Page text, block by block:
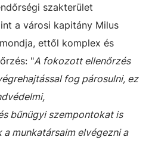
szakterület
a városi kapitány Milus
ettől komplex és
"A fokozott ellenőrzés
fog párosulni, ez
bűnügyi szempontokat is
munkatársaim elvégezni a